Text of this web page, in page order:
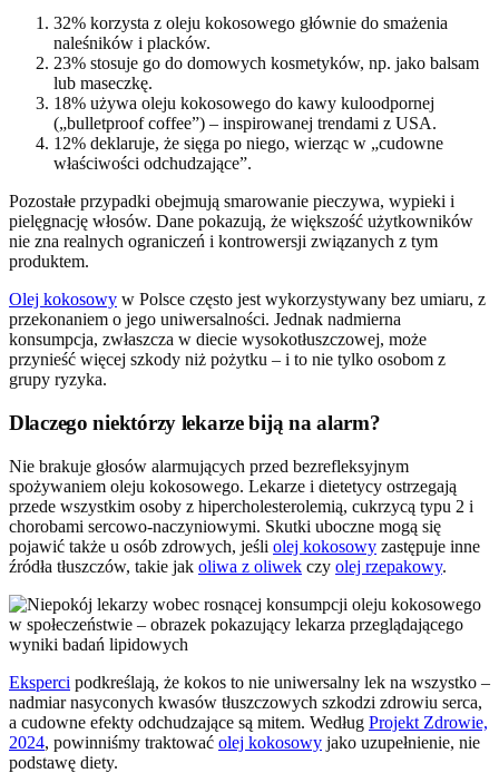
32% korzysta z oleju kokosowego głównie do smażenia
naleśników i placków.
23% stosuje go do domowych kosmetyków, np. jako balsam
lub maseczkę.
18% używa oleju kokosowego do kawy kuloodpornej
(„bulletproof coffee”) – inspirowanej trendami z USA.
12% deklaruje, że sięga po niego, wierząc w „cudowne
właściwości odchudzające”.
Pozostałe przypadki obejmują smarowanie pieczywa, wypieki i
pielęgnację włosów. Dane pokazują, że większość użytkowników
nie zna realnych ograniczeń i kontrowersji związanych z tym
produktem.
Olej kokosowy w Polsce często jest wykorzystywany bez umiaru, z
przekonaniem o jego uniwersalności. Jednak nadmierna
konsumpcja, zwłaszcza w diecie wysokotłuszczowej, może
przynieść więcej szkody niż pożytku – i to nie tylko osobom z
grupy ryzyka.
Dlaczego niektórzy lekarze biją na alarm?
Nie brakuje głosów alarmujących przed bezrefleksyjnym
spożywaniem oleju kokosowego. Lekarze i dietetycy ostrzegają
przede wszystkim osoby z hipercholesterolemią, cukrzycą typu 2 i
chorobami sercowo-naczyniowymi. Skutki uboczne mogą się
pojawić także u osób zdrowych, jeśli olej kokosowy zastępuje inne
źródła tłuszczów, takie jak oliwa z oliwek czy olej rzepakowy.
Eksperci podkreślają, że kokos to nie uniwersalny lek na wszystko –
nadmiar nasyconych kwasów tłuszczowych szkodzi zdrowiu serca,
a cudowne efekty odchudzające są mitem. Według Projekt Zdrowie,
2024, powinniśmy traktować olej kokosowy jako uzupełnienie, nie
podstawę diety.